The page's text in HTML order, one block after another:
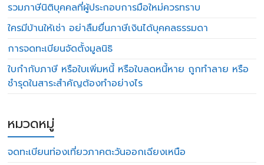
รวมภาษีนิติบุคคลที่ผู้ประกอบการมือใหม่ควรทราบ
ใครมีบ้านให้เช่า อย่าลืมยื่นภาษีเงินได้บุคคลธรรมดา
การจดทะเบียนจัดตั้งมูลนิธิ
ใบกำกับภาษี หรือใบเพิ่มหนี้ หรือใบลดหนี้หาย ถูกทำลาย หรือ
ชำรุดในสาระสำคัญต้องทำอย่างไร
หมวดหมู่
จดทะเบียนท่องเที่ยวภาคตะวันออกเฉียงเหนือ